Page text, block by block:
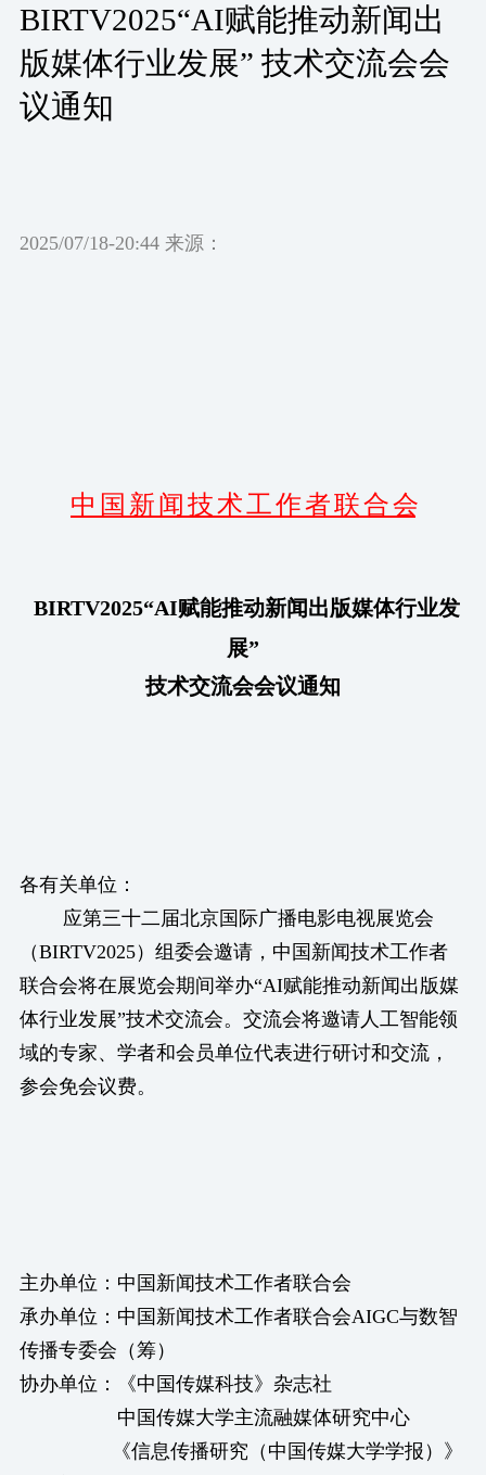
BIRTV2025“AI赋能推动新闻出
版媒体行业发展” 技术交流会会
议通知
2025/07/18-20:44 来源：
中 国 新 闻 技 术 工 作 者 联 合 会
BIRTV2025“AI赋能推动新闻出版媒体行业发
展”
技术交流会会议通知
各有关单位：
应第三十二届北京国际广播电影电视展览会
（BIRTV2025）组委会邀请，中国新闻技术工作者
联合会将在展览会期间举办“AI赋能推动新闻出版媒
体行业发展”技术交流会。交流会将邀请人工智能领
域的专家、学者和会员单位代表进行研讨和交流，
参会免会议费。
主办单位：中国新闻技术工作者联合会
承办单位：中国新闻技术工作者联合会AIGC与数智
传播专委会（筹）
协办单位：《中国传媒科技》杂志社
中国传媒大学主流融媒体研究中心
《信息传播研究（中国传媒大学学报）》